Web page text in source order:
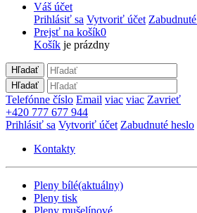
Váš účet
Prihlásiť sa Vytvoriť účet
Prejsť na košík0
Košík je prázdny
Hľadať
Hľadať
Telefónne číslo Email viac viac Zavrieť
+420 777 677 944
Prihlásiť sa Vytvoriť účet Zabudnuté heslo
Kontakty
Pleny bílé(aktuálny)
Pleny tisk
Pleny mušelínové